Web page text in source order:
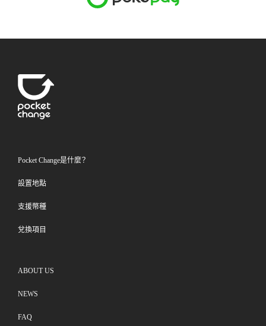
Pocket Change是什麼？
設置地點
支援幣種
兌換項目
ABOUT US
NEWS
FAQ